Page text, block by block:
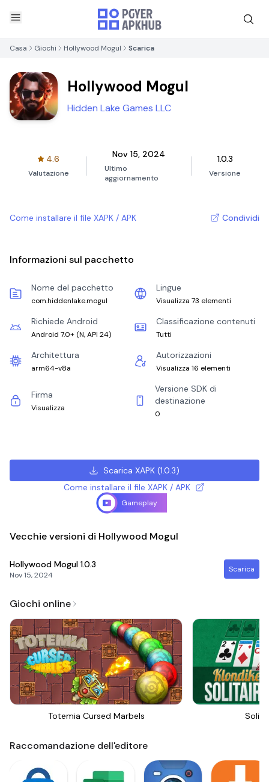
Casa Giochi Hollywood Mogul Scarica
Hollywood Mogul
Hidden Lake Games LLC
4.6
Valutazione
Nov 15, 2024
Ultimo
aggiornamento
1.0.3
Versione
Come installare il file XAPK / APK Condividi
Informazioni sul pacchetto
Nome del pacchetto
com.hiddenlake.mogul
Lingue
Visualizza 73 elementi
Richiede Android
Android 7.0+ (N, API 24)
Classificazione contenuti
Tutti
Architettura
arm64-v8a
Autorizzazioni
Visualizza 16 elementi
Firma
Visualizza
Versione SDK di
destinazione
0
Scarica XAPK (1.0.3)
Come installare il file XAPK / APK
Gameplay
Vecchie versioni di Hollywood Mogul
Hollywood Mogul 1.0.3
Nov 15, 2024
Scarica
Giochi online
Totemia Cursed Marbels
Raccomandazione dell'editore